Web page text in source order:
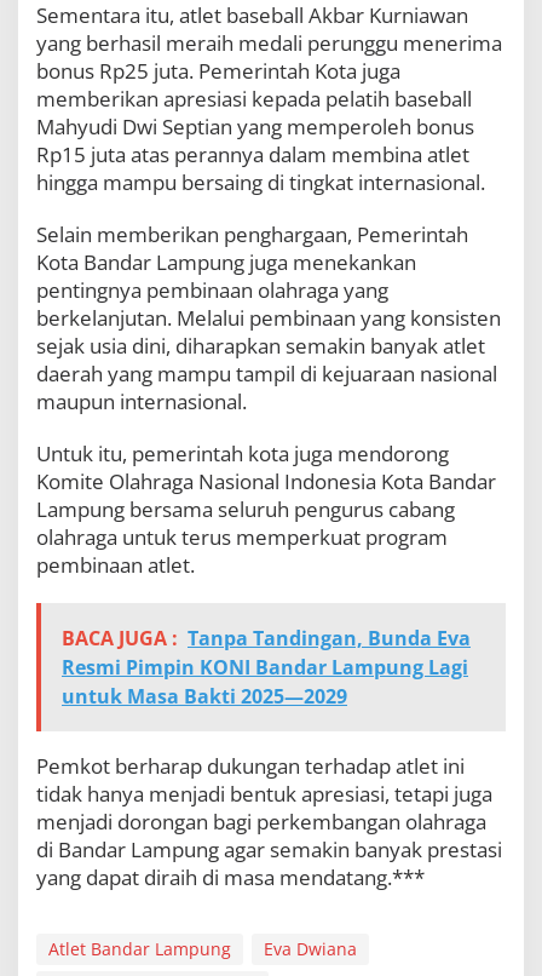
e
n
e
r
a
s
M
u
a
Sementara itu, atlet baseball Akbar Kurniawan
yang berhasil meraih medali perunggu menerima
bonus Rp25 juta. Pemerintah Kota juga
memberikan apresiasi kepada pelatih baseball
Mahyudi Dwi Septian yang memperoleh bonus
Rp15 juta atas perannya dalam membina atlet
hingga mampu bersaing di tingkat internasional.
Selain memberikan penghargaan, Pemerintah
Kota Bandar Lampung juga menekankan
pentingnya pembinaan olahraga yang
berkelanjutan. Melalui pembinaan yang konsisten
sejak usia dini, diharapkan semakin banyak atlet
daerah yang mampu tampil di kejuaraan nasional
maupun internasional.
Untuk itu, pemerintah kota juga mendorong
Komite Olahraga Nasional Indonesia Kota Bandar
Lampung bersama seluruh pengurus cabang
olahraga untuk terus memperkuat program
pembinaan atlet.
BACA JUGA : Tanpa Tandingan, Bunda Eva
Resmi Pimpin KONI Bandar Lampung Lagi
untuk Masa Bakti 2025—2029
Pemkot berharap dukungan terhadap atlet ini
tidak hanya menjadi bentuk apresiasi, tetapi juga
menjadi dorongan bagi perkembangan olahraga
di Bandar Lampung agar semakin banyak prestasi
yang dapat diraih di masa mendatang.***
Atlet Bandar Lampung
Eva Dwiana